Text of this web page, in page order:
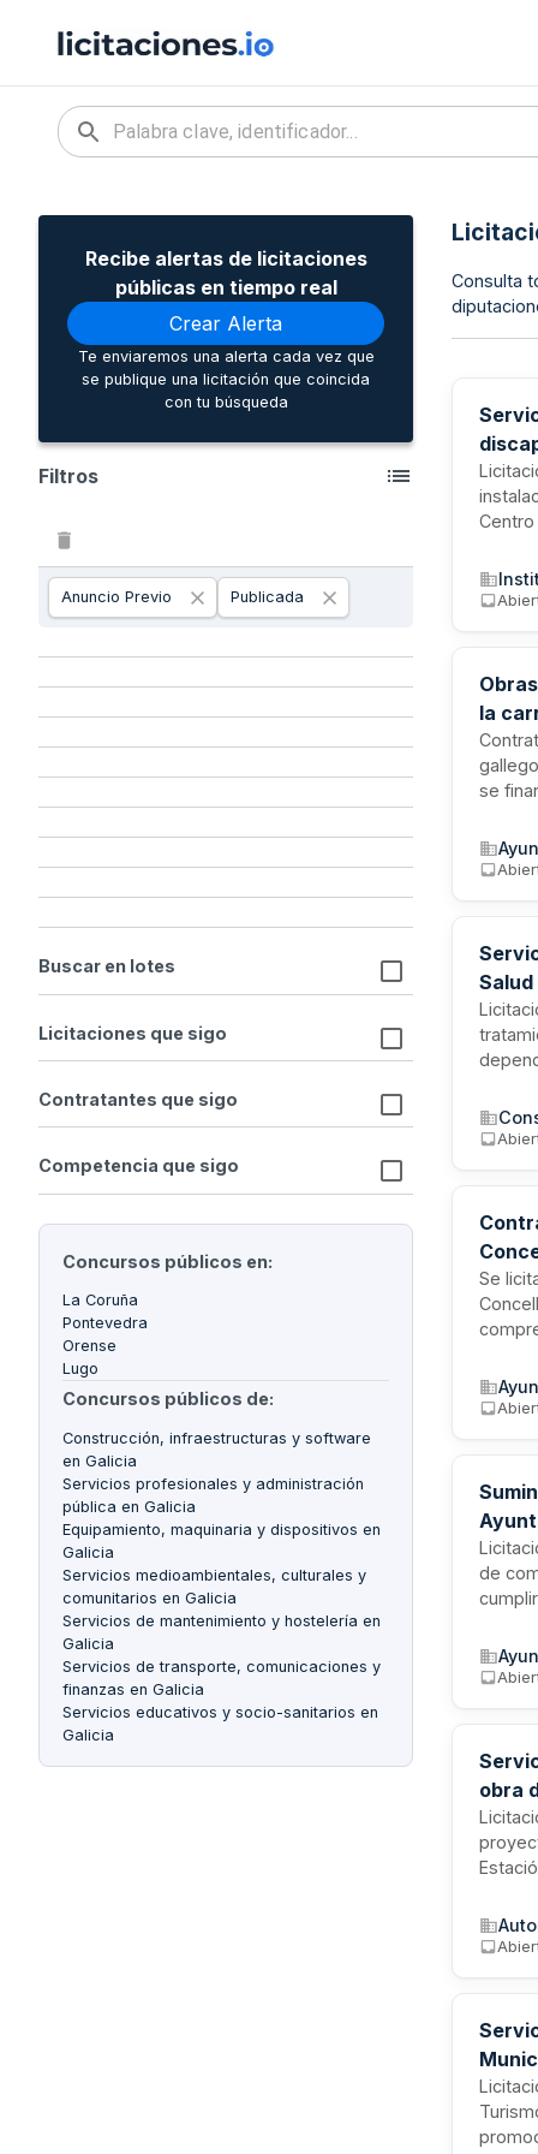
Recibe alertas de licitaciones
públicas en tiempo real
Crear Alerta
Te enviaremos una alerta cada vez que
se publique una licitación que coincida
con tu búsqueda
Filtros
Anuncio Previo Publicada
Buscar en lotes
Licitaciones que sigo
Contratantes que sigo
Competencia que sigo
Concursos públicos en:
La Coruña
Pontevedra
Orense
Lugo
Concursos públicos de:
Construcción, infraestructuras y software
en Galicia
Servicios profesionales y administración
pública en Galicia
Equipamiento, maquinaria y dispositivos en
Galicia
Servicios medioambientales, culturales y
comunitarios en Galicia
Servicios de mantenimiento y hostelería en
Galicia
Servicios de transporte, comunicaciones y
finanzas en Galicia
Servicios educativos y socio-sanitarios en
Galicia
Consulta
Centro
la
se
Salud
la
la
Se
varios
de
obra
de
una